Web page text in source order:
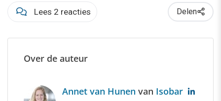
Lees 2 reacties Delen
Over de auteur
Annet van Hunen van Isobar